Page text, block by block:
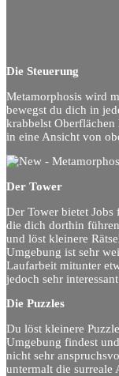
Die Steuerung
Metamorphosis wird
bewegst du dich in
krabbelst Oberflächen
in eine Ansicht von
Der Tower
Der Tower bietet
die dich dorthin
und löst kleinere
Umgebung ist sehr
Laufarbeit mitunter
jedoch sehr
Die Puzzles
Du löst kleinere
Umgebung findest
nicht sehr
untermalt die surreale